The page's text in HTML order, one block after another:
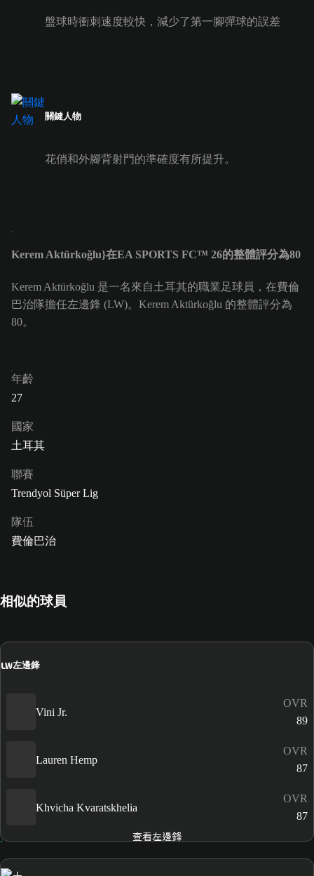
盤球時衝刺速度較快，減少了第一腳彈球的誤差
關鍵人物
花俏和外腳背射門的準確度有所提升。
Kerem Aktürkoğlu}在EA SPORTS FC™ 26的整體評分為80
Kerem Aktürkoğlu 是一名來自土耳其的職業足球員，在費倫
巴治隊擔任左邊鋒 (LW)。Kerem Aktürkoğlu 的整體評分為
80。
年齡
27
國家
土耳其
聯賽
Trendyol Süper Lig
隊伍
費倫巴治
相似的球員
LW左邊鋒
Vini Jr.
OVR
89
Lauren Hemp
OVR
87
Khvicha Kvaratskhelia
OVR
87
查看左邊鋒